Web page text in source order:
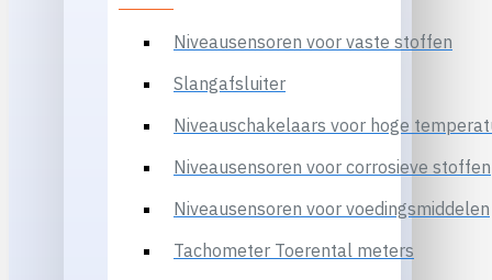
Niveausensoren voor vaste stoffen
Slangafsluiter
Niveauschakelaars voor hoge
Niveausensoren voor corrosieve stoffen
Niveausensoren voor voedingsmiddelen
Tachometer Toerental meters